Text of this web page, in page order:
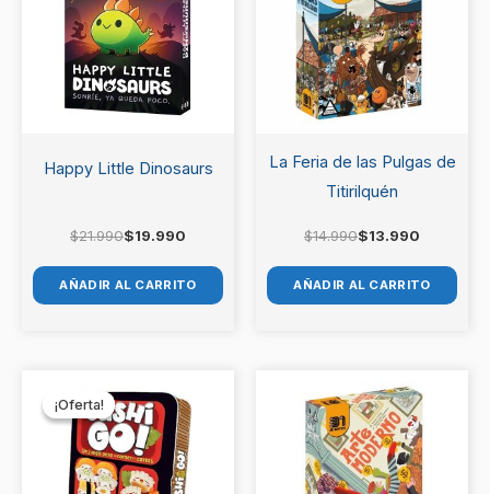
Happy Little Dinosaurs
$21.990$19.990
AÑADIR AL CARRITO
La Feria de las Pulgas de
Titirilquén
$14.990$13.990
AÑADIR AL CARRITO
¡Oferta!
¡Oferta!
precio
original
era:
$12.990.
precio
actual
es:
$11.990.